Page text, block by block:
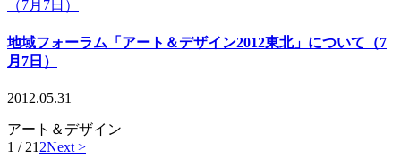
地域フォーラム「アート＆デザイン2012東北」について（7
月7日）
2012.05.31
アート＆デザイン
1 / 21 2Next >